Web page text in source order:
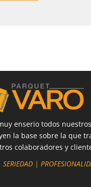
enserio todos
la base sobre la que
colaboradores y
|